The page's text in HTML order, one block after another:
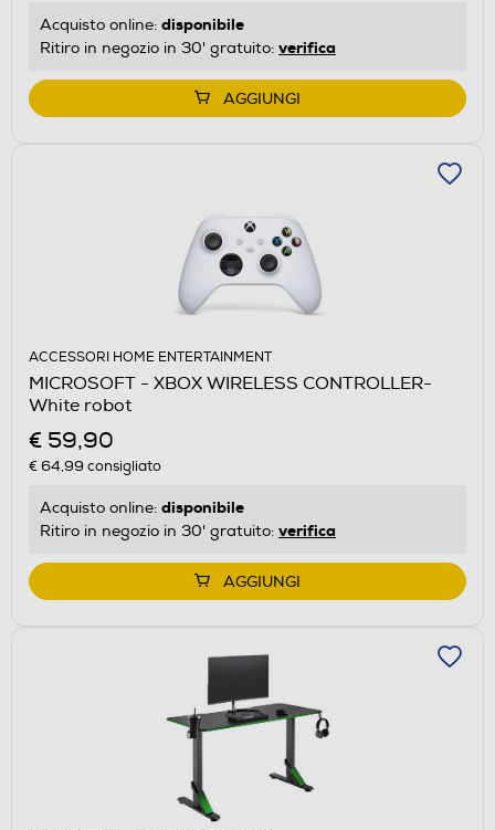
Acquisto online: disponibile
Ritiro in negozio in 30' gratuito: verifica
AGGIUNGI
ACCESSORI HOME ENTERTAINMENT
MICROSOFT - XBOX WIRELESS CONTROLLER-
White robot
€ 59,90
€ 64,99 consigliato
Acquisto online: disponibile
Ritiro in negozio in 30' gratuito: verifica
AGGIUNGI